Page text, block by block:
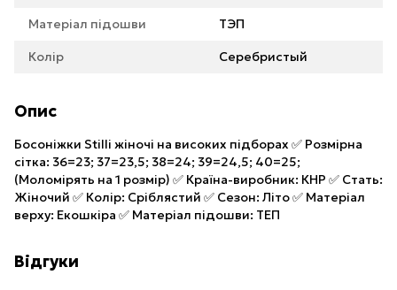
Матеріал підошви ТЭП
Колір Серебристый
Опис
Босоніжки Stilli жіночі на високих підборах ✅ Розмірна
сітка: 36=23; 37=23,5; 38=24; 39=24,5; 40=25;
(Моломірять на 1 розмір) ✅ Країна-виробник: КНР ✅ Стать:
Жіночий ✅ Колір: Сріблястий ✅ Сезон: Літо ✅ Матеріал
верху: Екошкіра ✅ Матеріал підошви: ТЕП
Відгуки